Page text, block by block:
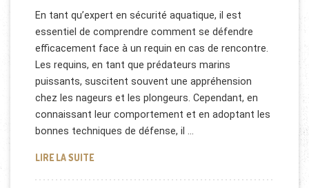
En tant qu’expert en sécurité aquatique, il est
essentiel de comprendre comment se défendre
efficacement face à un requin en cas de rencontre.
Les requins, en tant que prédateurs marins
puissants, suscitent souvent une appréhension
chez les nageurs et les plongeurs. Cependant, en
connaissant leur comportement et en adoptant les
bonnes techniques de défense, il …
LIRE LA SUITECOMMENT SE DÉFENDRE FACE À UN REQUIN ?